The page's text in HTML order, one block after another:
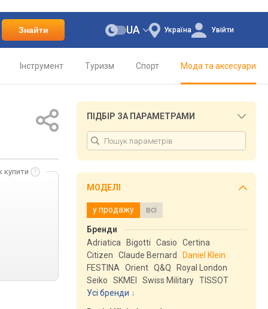
Знайти Україна
UA Увійти
Інструмент Туризм Спорт Мода та аксесуари
купити
ПІДБІР ЗА ПАРАМЕТРАМИ
МОДЕЛІ
у продажу всі
Бренди
Adriatica
Bigotti Casio
Certina
Citizen
Claude Bernard
Daniel Klein
FESTINA
Orient Q&Q
Royal London
Seiko
SKMEI Swiss Military TISSOT
Усі бренди